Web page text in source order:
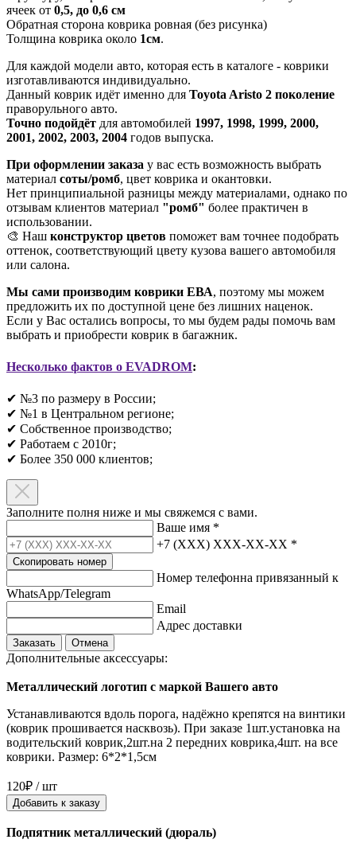
ячеек от 0,5, до 0,6 см
Обратная сторона коврика ровная (без рисунка)
Толщина коврика около 1см.
Для каждой модели авто, которая есть в каталоге - коврики
изготавливаются индивидуально.
Данный коврик идёт именно для Toyota Aristo 2 поколение
праворульного авто.
Точно подойдёт для автомобилей 1997, 1998, 1999, 2000,
2001, 2002, 2003, 2004 годов выпуска.
При оформлении заказа у вас есть возможность выбрать
материал соты/ромб, цвет коврика и окантовки.
Нет принципиальной разницы между материалами, однако по
отзывам клиентов материал "ромб" более практичен в
использовании.
🎨 Наш конструктор цветов поможет вам точнее подобрать
оттенок, соответствующий цвету кузова вашего автомобиля
или салона.
Мы сами производим коврики ЕВА, поэтому мы можем
предложить их по доступной цене без лишних наценок.
Если у Вас остались вопросы, то мы будем рады помочь вам
выбрать и приобрести коврик в багажник.
Несколько фактов о EVADROM:
✔ №3 по размеру в России;
✔ №1 в Центральном регионе;
✔ Собственное производство;
✔ Работаем с 2010г;
✔ Более 350 000 клиентов;​
Заполните полня ниже и мы свяжемся с вами.
Ваше имя *
+7 (XXX) XXX-XX-XX *
Скопировать номер
Номер телефонна привязанный к
WhatsApp/Telegram
Email
Адрес доставки
Заказать Отмена
Дополнительные аксессуары:
Металлический логотип с маркой Вашего авто
Устанавливаются вдоль порога, надёжно крепятся на винтики
(коврик прошивается насквозь). При заказе 1шт.установка на
водительский коврик,2шт.на 2 передних коврика,4шт. на все
коврики. Размер: 6*2*1,5см
120₽ / шт
Добавить к заказу
Подпятник металлический (дюраль)